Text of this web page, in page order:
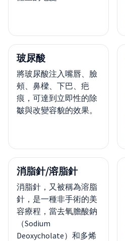
玻尿酸
將玻尿酸注入嘴唇、臉
頰、鼻樑、下巴、疤
痕，可達到立即性的除
皺與改變容貌的效果。
消脂針/溶脂針
消脂針，又被稱為溶脂
針，是一種非手術的美
容療程，當去氧膽酸鈉
（Sodium
Deoxycholate）和多烯